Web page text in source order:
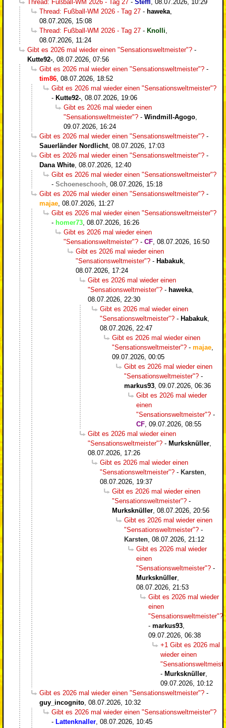
Thread: Fußball-WM 2026 - Tag 27 - Steffl
08.07.2026, 10:29
Thread: Fußball-WM 2026 - Tag 27 - haweka
08.07.2026, 15:08
Thread: Fußball-WM 2026 - Tag 27 - Knolli
08.07.2026, 11:24
Gibt es 2026 mal wieder einen "Sensationsweltmeister"? -
Kutte92- 08.07.2026, 07:56
Gibt es 2026 mal wieder einen "Sensationsweltmeister"? -
tim86 08.07.2026, 18:52
Gibt es 2026 mal wieder einen "Sensationsweltmeister"?
- Kutte92- 08.07.2026, 19:06
Gibt es 2026 mal wieder einen
"Sensationsweltmeister"? - Windmill-Agogo
09.07.2026, 16:24
Gibt es 2026 mal wieder einen "Sensationsweltmeister"? -
Sauerländer Nordlicht, 08.07.2026, 17:03
Gibt es 2026 mal wieder einen "Sensationsweltmeister"? -
Dana White 08.07.2026, 12:40
Gibt es 2026 mal wieder einen "Sensationsweltmeister"?
- Schoeneschooh 08.07.2026, 15:18
Gibt es 2026 mal wieder einen "Sensationsweltmeister"? -
majae 08.07.2026, 11:27
Gibt es 2026 mal wieder einen "Sensationsweltmeister"?
- homer73 08.07.2026, 16:26
Gibt es 2026 mal wieder einen
"Sensationsweltmeister"? - CF 08.07.2026, 16:50
Gibt es 2026 mal wieder einen
"Sensationsweltmeister"? - Habakuk
08.07.2026, 17:24
Gibt es 2026 mal wieder einen
"Sensationsweltmeister"? - haweka
08.07.2026, 22:30
Gibt es 2026 mal wieder einen
"Sensationsweltmeister"? - Habakuk
08.07.2026, 22:47
Gibt es 2026 mal wieder einen
"Sensationsweltmeister"? - majae
09.07.2026, 00:05
Gibt es 2026 mal wieder einen
"Sensationsweltmeister"? -
markus93 09.07.2026, 06:36
Gibt es 2026 mal wieder
einen
"Sensationsweltmeister"? -
CF 09.07.2026, 08:55
Gibt es 2026 mal wieder einen
"Sensationsweltmeister"? - Murksknüller
08.07.2026, 17:26
Gibt es 2026 mal wieder einen
"Sensationsweltmeister"? - Karsten
08.07.2026, 19:37
Gibt es 2026 mal wieder einen
"Sensationsweltmeister"? -
Murksknüller 08.07.2026, 20:56
Gibt es 2026 mal wieder einen
"Sensationsweltmeister"? -
Karsten 08.07.2026, 21:12
Gibt es 2026 mal wieder
einen
"Sensationsweltmeister"? -
Murksknüller
08.07.2026, 21:53
Gibt es 2026 mal wieder
einen
"Sensationsweltmeister"?
- markus93
09.07.2026, 06:38
+1 Gibt es 2026 mal
wieder einen
- Murksknüller
09.07.2026, 10:12
Gibt es 2026 mal wieder einen "Sensationsweltmeister"? -
guy_incognito 08.07.2026, 10:32
Gibt es 2026 mal wieder einen "Sensationsweltmeister"?
- Lattenknaller 08.07.2026, 10:45